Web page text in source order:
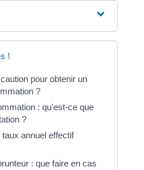
!
pour obtenir un
?
: qu'est-ce que
?
annuel effectif
: que faire en cas